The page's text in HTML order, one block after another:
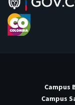
Campus
Campus